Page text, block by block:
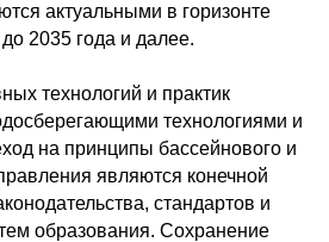
актуальными в горизонте
2035 года и далее.
технологий и практик
технологиями и
на принципы бассейнового и
являются конечной
стандартов и
образования. Сохранение